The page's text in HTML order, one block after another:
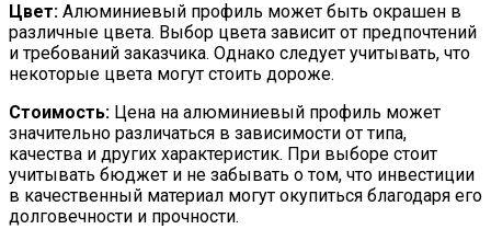
Цвет: Алюминиевый профиль может быть окрашен в
различные цвета. Выбор цвета зависит от предпочтений
и требований заказчика. Однако следует учитывать, что
некоторые цвета могут стоить дороже.
Стоимость: Цена на алюминиевый профиль может
значительно различаться в зависимости от типа,
качества и других характеристик. При выборе стоит
учитывать бюджет и не забывать о том, что инвестиции
в качественный материал могут окупиться благодаря его
долговечности и прочности.